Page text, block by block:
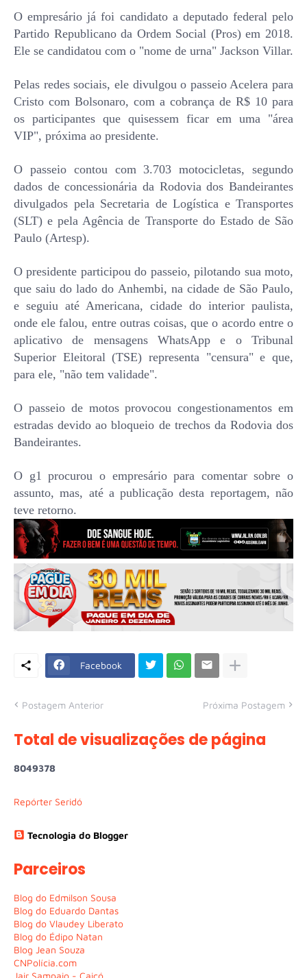
O empresário já foi candidato a deputado federal pelo
Partido Republicano da Ordem Social (Pros) em 2018.
Ele se candidatou com o "nome de urna" Jackson Villar.
Pelas redes sociais, ele divulgou o passeio Acelera para
Cristo com Bolsonaro, com a cobrança de R$ 10 para
os participantes que quisessem ficar em uma "área
VIP", próxima ao presidente.
O passeio contou com 3.703 motocicletas, segundo
dados de concessionária da Rodovia dos Bandeirantes
divulgados pela Secretaria de Logística e Transportes
(SLT) e pela Agência de Transporte do Estado de São
Paulo (Artesp).
O presidente participou do passeio, pilotando sua moto,
que saiu do lado do Anhembi, na cidade de São Paulo,
e seguiu até Americana, cidade do interior paulista,
onde ele falou, entre outras coisas, que o acordo entre o
aplicativo de mensagens WhatsApp e o Tribunal
Superior Eleitoral (TSE) representa "censura" e que,
para ele, "não tem validade".
O passeio de motos provocou congestionamentos em
estradas devido ao bloqueio de trechos da Rodovia dos
Bandeirantes.
O g1 procurou o empresário para comentar sobre o
assunto, mas, até a publicação desta reportagem, não
teve retorno.
Facebook
Postagem Anterior Próxima Postagem
Total de visualizações de página
8049378
Repórter Seridó
Tecnologia do Blogger
Parceiros
Blog do Edmilson Sousa
Blog do Eduardo Dantas
Blog do Vlaudey Liberato
Blog do Édipo Natan
Blog Jean Souza
CNPolícia.com
Jair Sampaio - Caicó